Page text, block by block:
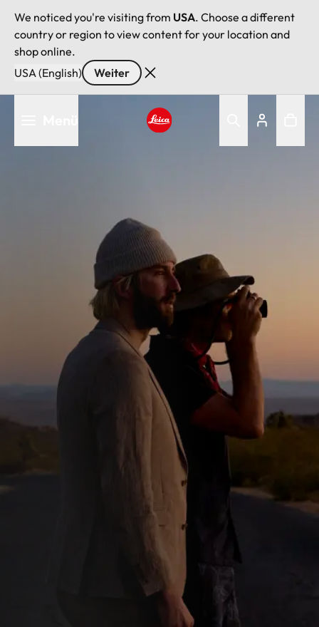
We noticed you're visiting from USA. Choose a different
country or region to view content for your location and
shop online.
USA (English)
Weiter